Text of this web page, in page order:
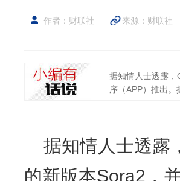
作者：​财联社 来源：​财联社
据知情人士透露
序（APP）推出
据知情人士透露
的新版本Sora2，